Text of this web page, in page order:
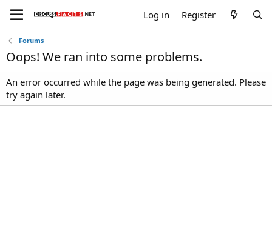
Log in Register
Forums
Oops! We ran into some problems.
An error occurred while the page was being generated. Please
try again later.